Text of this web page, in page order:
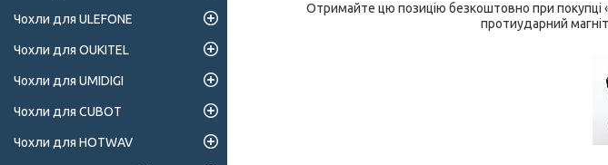
Отримайте цю позицію безкоштовно при покупці
протиударний
Чохли для ULEFONE
Чохли для OUKITEL
Чохли для UMIDIGI
Чохли для CUBOT
Чохли для HOTWAV